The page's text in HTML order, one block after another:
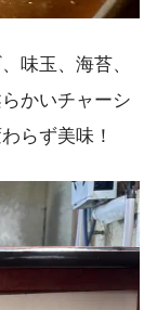
味玉、海苔、
かいチャーシ
らず美味！